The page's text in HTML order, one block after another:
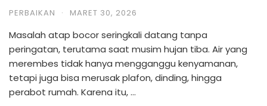
PERBAIKAN · MARET 30, 2026
Masalah atap bocor seringkali datang tanpa
peringatan, terutama saat musim hujan tiba. Air yang
merembes tidak hanya mengganggu kenyamanan,
tetapi juga bisa merusak plafon, dinding, hingga
perabot rumah. Karena itu, …